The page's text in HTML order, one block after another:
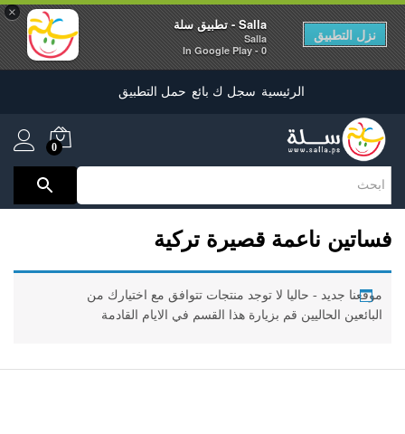
×
Salla - تطبيق سلة
Salla
0 - In Google Play
نزل التطبيق
الرئيسية سجل ك بائع حمل التطبيق
0
فساتين ناعمة قصيرة تركية
موقعنا جديد - حاليا لا توجد منتجات تتوافق مع اختيارك من
البائعين الحاليين قم بزيارة هذا القسم في الايام القادمة